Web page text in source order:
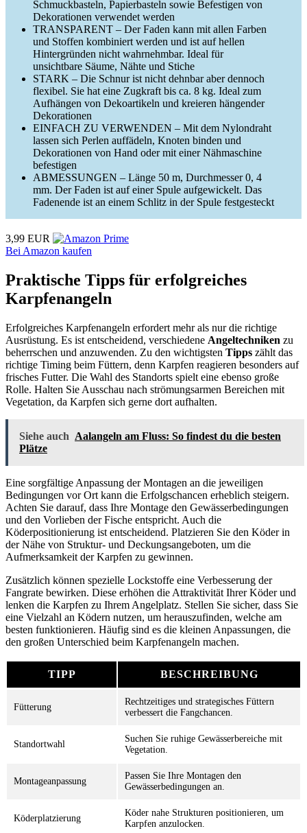
Schmuckbasteln, Papierbasteln sowie Befestigen von
Dekorationen verwendet werden
TRANSPARENT – Der Faden kann mit allen Farben
und Stoffen kombiniert werden und ist auf hellen
Hintergründen nicht wahrnehmbar. Ideal für
unsichtbare Säume, Nähte und Stiche
STARK – Die Schnur ist nicht dehnbar aber dennoch
flexibel. Sie hat eine Zugkraft bis ca. 8 kg. Ideal zum
Aufhängen von Dekoartikeln und kreieren hängender
Dekorationen
EINFACH ZU VERWENDEN – Mit dem Nylondraht
lassen sich Perlen auffädeln, Knoten binden und
Dekorationen von Hand oder mit einer Nähmaschine
befestigen
ABMESSUNGEN – Länge 50 m, Durchmesser 0, 4
mm. Der Faden ist auf einer Spule aufgewickelt. Das
Fadenende ist an einem Schlitz in der Spule festgesteckt
3,99 EUR
Bei Amazon kaufen
Praktische Tipps für erfolgreiches
Karpfenangeln
Erfolgreiches Karpfenangeln erfordert mehr als nur die richtige
Ausrüstung. Es ist entscheidend, verschiedene Angeltechniken zu
beherrschen und anzuwenden. Zu den wichtigsten Tipps zählt das
richtige Timing beim Füttern, denn Karpfen reagieren besonders auf
frisches Futter. Die Wahl des Standorts spielt eine ebenso große
Rolle. Halten Sie Ausschau nach strömungsarmen Bereichen mit
Vegetation, da Karpfen sich gerne dort aufhalten.
Siehe auch Aalangeln am Fluss: So findest du die besten
Plätze
Eine sorgfältige Anpassung der Montagen an die jeweiligen
Bedingungen vor Ort kann die Erfolgschancen erheblich steigern.
Achten Sie darauf, dass Ihre Montage den Gewässerbedingungen
und den Vorlieben der Fische entspricht. Auch die
Köderpositionierung ist entscheidend. Platzieren Sie den Köder in
der Nähe von Struktur- und Deckungsangeboten, um die
Aufmerksamkeit der Karpfen zu gewinnen.
Zusätzlich können spezielle Lockstoffe eine Verbesserung der
Fangrate bewirken. Diese erhöhen die Attraktivität Ihrer Köder und
lenken die Karpfen zu Ihrem Angelplatz. Stellen Sie sicher, dass Sie
eine Vielzahl an Ködern nutzen, um herauszufinden, welche am
besten funktionieren. Häufig sind es die kleinen Anpassungen, die
den großen Unterschied beim Karpfenangeln machen.
TIPP BESCHREIBUNG
Fütterung
Rechtzeitiges und strategisches Füttern
verbessert die Fangchancen.
Standortwahl
Suchen Sie ruhige Gewässerbereiche mit
Vegetation.
Montageanpassung
Passen Sie Ihre Montagen den
Gewässerbedingungen an.
Köderplatzierung
Köder nahe Strukturen positionieren, um
Karpfen anzulocken.